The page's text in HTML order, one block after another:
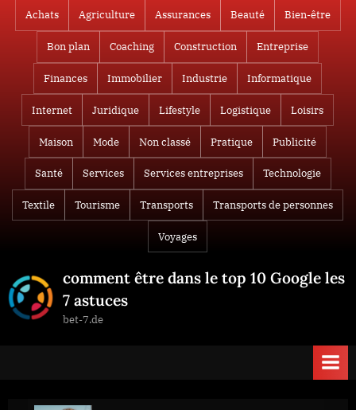
Achats Agriculture Assurances Beauté Bien-être
Bon plan Coaching Construction Entreprise
Finances Immobilier Industrie Informatique
Internet Juridique Lifestyle Logistique Loisirs
Maison Mode Non classé Pratique Publicité
Santé Services Services entreprises Technologie
Textile Tourisme Transports Transports de personnes
Voyages
comment être dans le top 10 Google les
7 astuces
bet-7.de